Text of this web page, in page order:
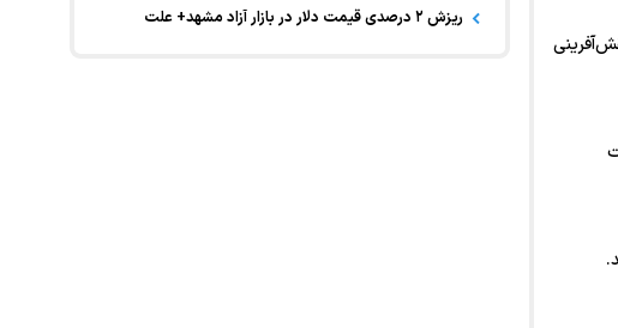
ریزش ۲ درصدی قیمت دلار در بازار آزاد مشهد+ علت